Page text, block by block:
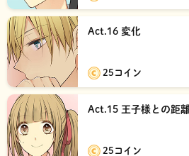
Act.16 変化
25コイン
Act.15 王子様との距
25コイン